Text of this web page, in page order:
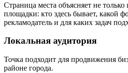
Страница места объясняет не
площадки: кто здесь бывает, какой
рекламодатель и для каких задач
Локальная аудитория
Точка подходит для продвижения
районе города.